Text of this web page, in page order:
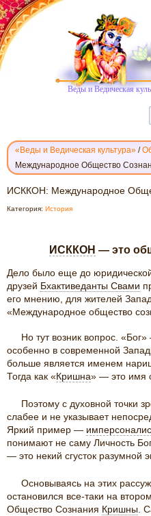
Веды и Ведическая
«Веды и Ведическая культура» /
Международное Общество
ИСККОН:
МЕЖДУНАРОДНОЕ
КРИШНЫ
ИСККОН: Международное
Категория: История
ИСККОН — это
Дело было еще до
друзей Бхактиведанты Сва­ми
его мнению, для жи­телей
«Меж­дународное общество
Но тут возник вопрос.
особенно в современной
больше является именем
Тогда как «Кришна» — это имя
Поэтому с духовной точки
слабее и не указывает
Яркий пример —
понимают не саму Личность
— это некий сгусток разумной
Основываясь на этих
остановился все-таки на
Общество Сознания Кришны .